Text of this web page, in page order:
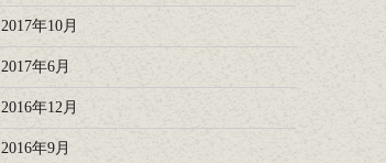
2017年10月
2017年6月
2016年12月
2016年9月